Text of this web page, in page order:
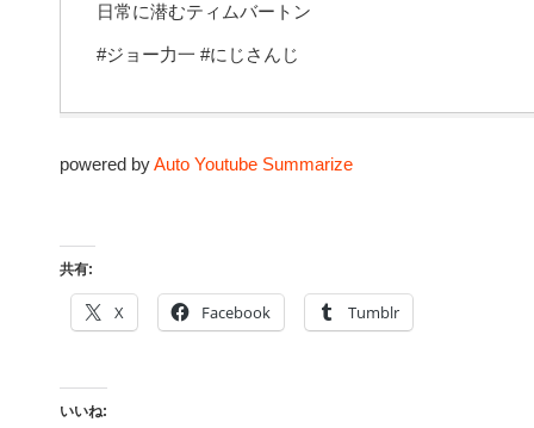
日常に潜むティムバートン
#ジョー力一 #にじさんじ
powered byAuto Youtube Summarize
共有:
X Facebook Tumblr
いいね: